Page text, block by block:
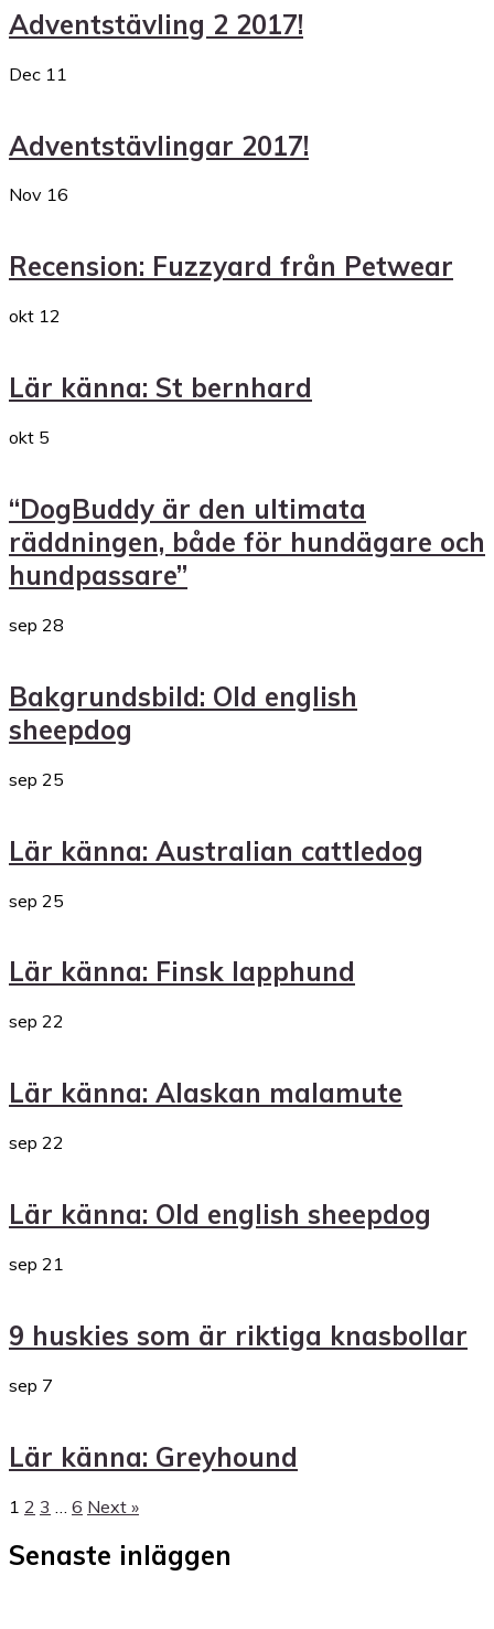
Adventstävling 2 2017!
Dec 11
Adventstävlingar 2017!
Nov 16
Recension: Fuzzyard från Petwear
okt 12
Lär känna: St bernhard
okt 5
“DogBuddy är den ultimata
räddningen, både för hundägare och
hundpassare”
sep 28
Bakgrundsbild: Old english
sheepdog
sep 25
Lär känna: Australian cattledog
sep 25
Lär känna: Finsk lapphund
sep 22
Lär känna: Alaskan malamute
sep 22
Lär känna: Old english sheepdog
sep 21
9 huskies som är riktiga knasbollar
sep 7
Lär känna: Greyhound
1 2 3 6 Next »
Senaste inläggen